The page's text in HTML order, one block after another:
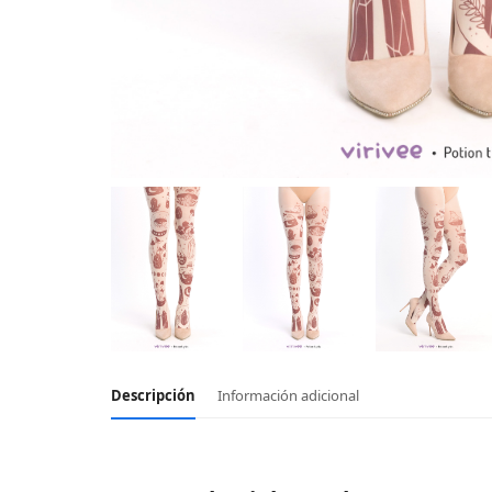
Descripción Información adicional